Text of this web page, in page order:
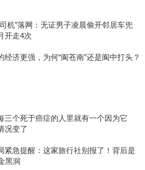
机”落网：无证男子凌晨偷开邻居车兜
开走4次
经济更强，为何“阆苍南”还是阆中打头？
三个死于癌症的人里就有一个因为它
变了
紧急提醒：这家旅行社别报了！背后是
黑洞